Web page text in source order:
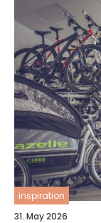
inspiration
31. May 2026